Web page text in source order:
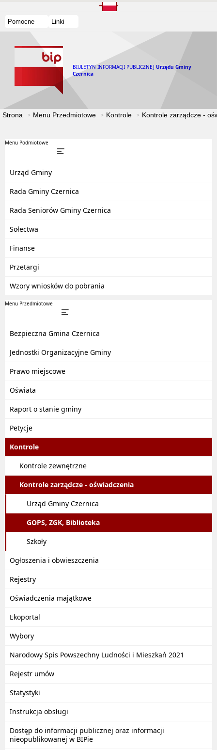
Pomocne Linki
BIULETYN INFORMACJI PUBLICZNEJ Urzędu Gminy
Czernica
Strona Menu Przedmiotowe Kontrole Kontrole zarządcze -
Menu Podmiotowe
Urząd Gminy
Rada Gminy Czernica
Rada Seniorów Gminy Czernica
Sołectwa
Finanse
Przetargi
Wzory wniosków do pobrania
Menu Przedmiotowe
Bezpieczna Gmina Czernica
Jednostki Organizacyjne Gminy
Prawo miejscowe
Oświata
Raport o stanie gminy
Petycje
Kontrole
Kontrole zewnętrzne
Kontrole zarządcze - oświadczenia
Urząd Gminy Czernica
GOPS, ZGK, Biblioteka
Szkoły
Ogłoszenia i obwieszczenia
Rejestry
Oświadczenia majątkowe
Ekoportal
Wybory
Narodowy Spis Powszechny Ludności i Mieszkań 2021
Rejestr umów
Statystyki
Instrukcja obsługi
Dostęp do informacji publicznej oraz informacji
nieopublikowanej w BIPie